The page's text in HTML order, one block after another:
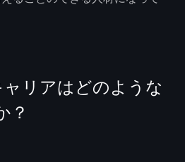
リアはどのような
？